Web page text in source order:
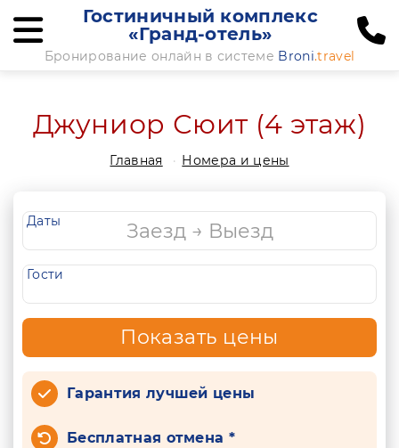
Гостиничный комплекс
«Гранд-отель»
Бронирование онлайн в системе Broni.travel
Джуниор Сюит (4 этаж)
Главная Номера и цены
Даты
Гости
Показать цены
Гарантия лучшей цены
Бесплатная отмена *